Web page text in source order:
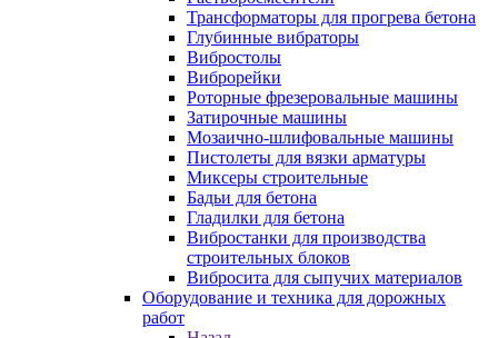
Трансформаторы для прогрева бетона
Глубинные вибраторы
Вибростолы
Виброрейки
Роторные фрезеровальные машины
Затирочные машины
Мозаично-шлифовальные машины
Пистолеты для вязки арматуры
Миксеры строительные
Бадьи для бетона
Гладилки для бетона
Вибростанки для производства
строительных блоков
Вибросита для сыпучих материалов
Оборудование и техника для дорожных
работ